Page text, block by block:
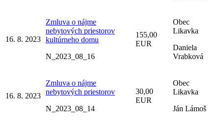
16. 8. 2023
Zmluva o nájme
nebytových priestorov
kultúrneho domu
N_2023_08_16
155,00
EUR
Obec
Likavka
Daniela
Vrabková
16. 8. 2023
Zmluva o nájme
nebytových priestorov
N_2023_08_14
30,00
EUR
Obec
Likavka
Ján Lámoš